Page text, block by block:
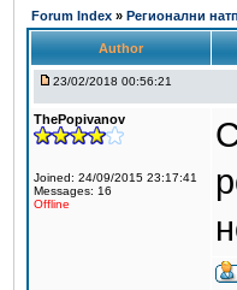
Forum Index » Регионални
Author
23/02/2018 00:56:21
ThePopivanov
Joined: 24/09/2015 23:17:41
Messages: 16
Offline